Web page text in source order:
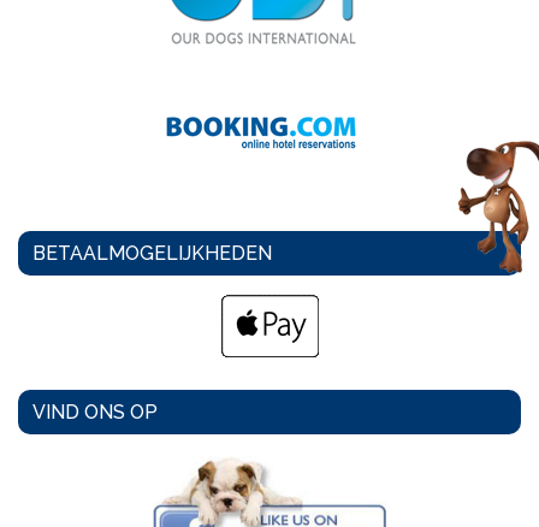
BETAALMOGELIJKHEDEN
VIND ONS OP